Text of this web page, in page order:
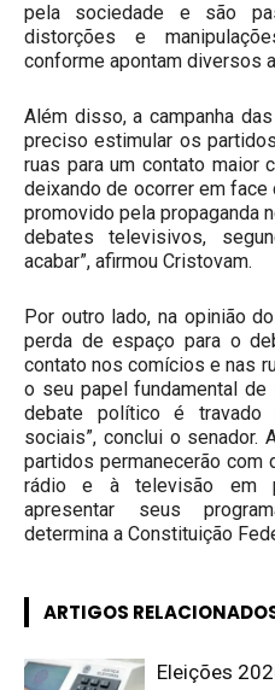
pela sociedade e são
distorções e
conforme apontam diversos
Além disso, a campanha
preciso estimular os
ruas para um contato maior
deixando de ocorrer em face
promovido pela propaganda
debates televisivos,
acabar”, afirmou Cristovam.
Por outro lado, na opinião
perda de espaço para o
contato nos comícios e nas
o seu papel fundamental de
debate político é travado
sociais”, conclui o senador.
partidos permanecerão
rádio e à televisão em
apresentar seus
determina a Constituição
ARTIGOS
Eleições